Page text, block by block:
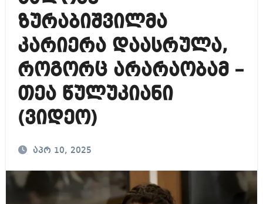
ზურაბიშვილმა
კარიერა დაასრულა,
როგორც არარაობამ –
თეა წულუკიანი
(ვიდეო)
აპრ 10, 2025